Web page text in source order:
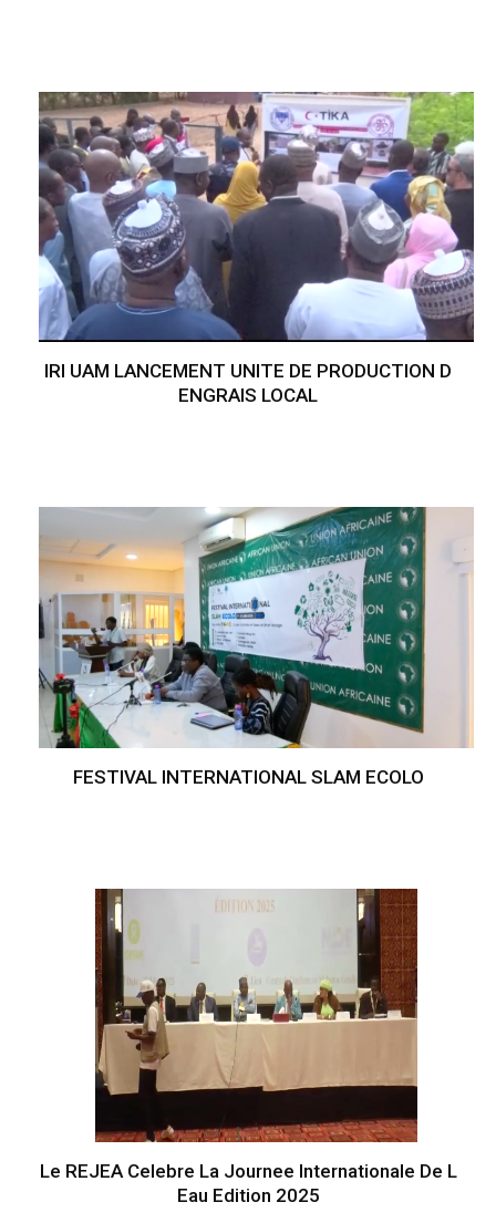
IRI UAM LANCEMENT UNITE DE PRODUCTION D
ENGRAIS LOCAL
FESTIVAL INTERNATIONAL SLAM ECOLO
Le REJEA Celebre La Journee Internationale De L
Eau Edition 2025